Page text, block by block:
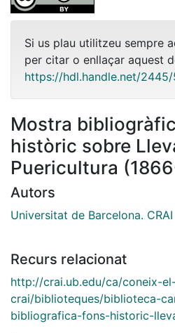
Si us plau utilitzeu sempre
per citar o enllaçar aquest
https://hdl.handle.net/
Mostra
històric sobre
Puericultura
Autors
Universitat de Barcelona. CRAI
Recurs relacionat
http://crai.ub.edu/ca/coneix-
crai/biblioteques/biblioteca-
bibliografica-fons-historic-